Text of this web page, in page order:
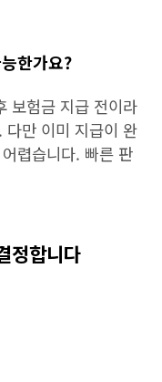
한가요?
보험금 지급 전이라
다만 이미 지급이 완
렵습니다. 빠른 판
정합니다